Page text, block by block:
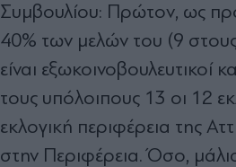
Συµβουλίου: Πρώτον, ως
40% των µελών του (9
είναι εξωκοινοβουλευτικοί
τους υπόλοιπους 13 οι 12
εκλογική περιφέρεια της
στην Περιφέρεια. Όσο,